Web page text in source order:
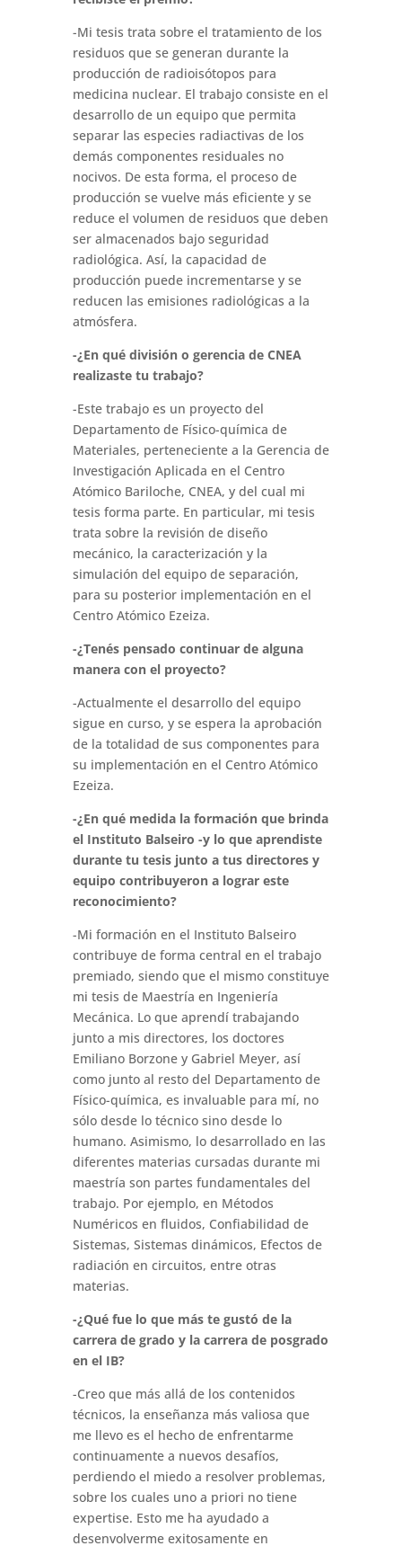
-Mi tesis trata sobre el tratamiento de los
residuos que se generan durante la
producción de radioisótopos para
medicina nuclear. El trabajo consiste en el
desarrollo de un equipo que permita
separar las especies radiactivas de los
demás componentes residuales no
nocivos. De esta forma, el proceso de
producción se vuelve más eficiente y se
reduce el volumen de residuos que deben
ser almacenados bajo seguridad
radiológica. Así, la capacidad de
producción puede incrementarse y se
reducen las emisiones radiológicas a la
atmósfera.
-¿En qué división o gerencia de CNEA
realizaste tu trabajo?
-Este trabajo es un proyecto del
Departamento de Físico-química de
Materiales, perteneciente a la Gerencia de
Investigación Aplicada en el Centro
Atómico Bariloche, CNEA, y del cual mi
tesis forma parte. En particular, mi tesis
trata sobre la revisión de diseño
mecánico, la caracterización y la
simulación del equipo de separación,
para su posterior implementación en el
Centro Atómico Ezeiza.
-¿Tenés pensado continuar de alguna
manera con el proyecto?
-Actualmente el desarrollo del equipo
sigue en curso, y se espera la aprobación
de la totalidad de sus componentes para
su implementación en el Centro Atómico
Ezeiza.
-¿En qué medida la formación que brinda
el Instituto Balseiro -y lo que aprendiste
durante tu tesis junto a tus directores y
equipo contribuyeron a lograr este
reconocimiento?
-Mi formación en el Instituto Balseiro
contribuye de forma central en el trabajo
premiado, siendo que el mismo constituye
mi tesis de Maestría en Ingeniería
Mecánica. Lo que aprendí trabajando
junto a mis directores, los doctores
Emiliano Borzone y Gabriel Meyer, así
como junto al resto del Departamento de
Físico-química, es invaluable para mí, no
sólo desde lo técnico sino desde lo
humano. Asimismo, lo desarrollado en las
diferentes materias cursadas durante mi
maestría son partes fundamentales del
trabajo. Por ejemplo, en Métodos
Numéricos en fluidos, Confiabilidad de
Sistemas, Sistemas dinámicos, Efectos de
radiación en circuitos, entre otras
materias.
-¿Qué fue lo que más te gustó de la
carrera de grado y la carrera de posgrado
en el IB?
-Creo que más allá de los contenidos
técnicos, la enseñanza más valiosa que
me llevo es el hecho de enfrentarme
continuamente a nuevos desafíos,
perdiendo el miedo a resolver problemas,
sobre los cuales uno a priori no tiene
expertise. Esto me ha ayudado a
desenvolverme exitosamente en